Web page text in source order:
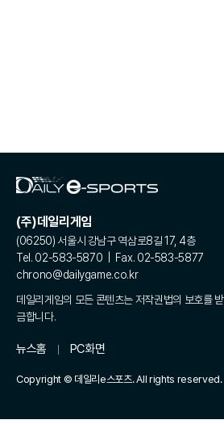
(주)데일리게임
(06250) 서울시 강남구 역삼로8길 17, 4층
Tel. 02-583-5870 | Fax. 02-583-5877
chrono@dailygame.co.kr
데일리게임의 모든 콘텐츠는 저작권법의 보호를
금합니다.
뉴스홈 PC화면
Copyright © 데일리e스포츠. All rights reserved.